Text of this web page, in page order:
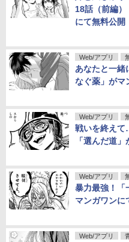
18話（前編
にて無料公開
Web/アプリ
あなたと一緒
なぐ薬」がマ
Web/アプリ
戦いを終え
「選んだ道
Web/アプリ
暴力最強！「
マンガワンに
Web/アプリ